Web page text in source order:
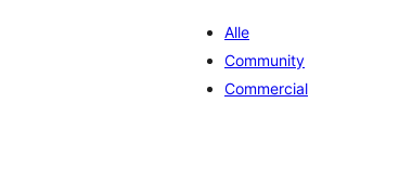
Alle
Community
Commercial